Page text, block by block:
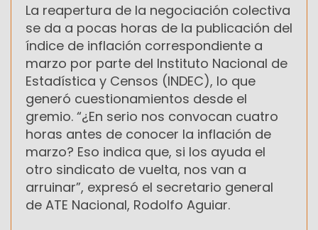
La reapertura de la negociación colectiva
se da a pocas horas de la publicación del
índice de inflación correspondiente a
marzo por parte del Instituto Nacional de
Estadística y Censos (INDEC), lo que
generó cuestionamientos desde el
gremio. “¿En serio nos convocan cuatro
horas antes de conocer la inflación de
marzo? Eso indica que, si los ayuda el
otro sindicato de vuelta, nos van a
arruinar”, expresó el secretario general
de ATE Nacional, Rodolfo Aguiar.